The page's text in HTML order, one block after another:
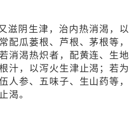
滋阴生津，治内热消渴，以
配瓜蒌根、芦根、茅根等，
消渴热炽者，配黄连、生地
汁，以泻火生津止渴；若为
人参、五味子、生山药等，
渴。